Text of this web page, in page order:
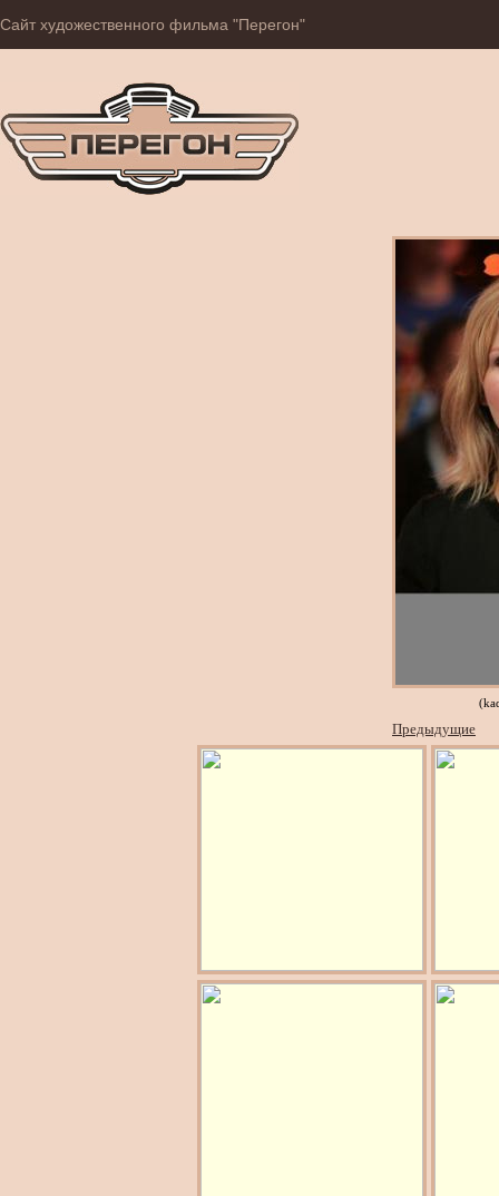
Сайт художественного фильма "Перегон"
Предыдущие